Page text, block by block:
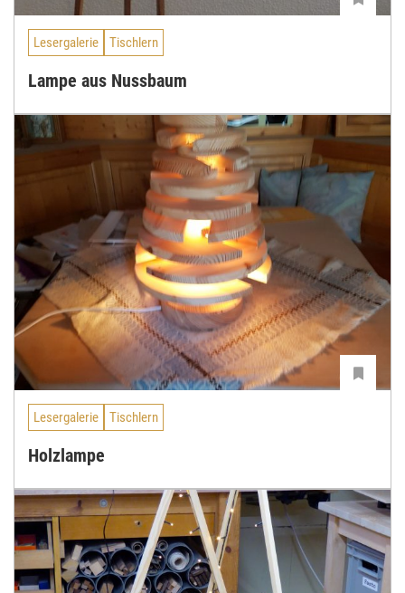
Lesergalerie Tischlern
Lampe aus Nussbaum
Lesergalerie Tischlern
Holzlampe